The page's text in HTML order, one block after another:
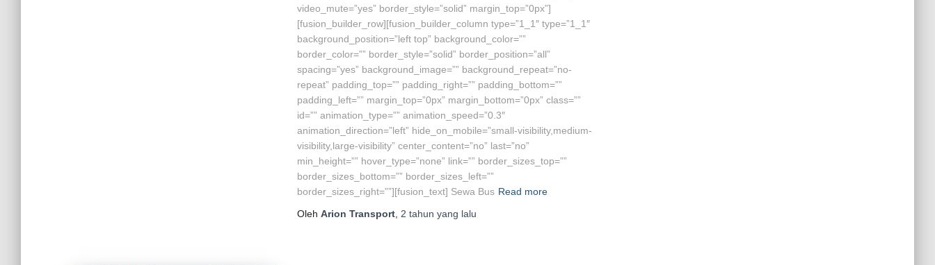
video_mute=”yes” border_style=”solid” margin_top=”0px”]
[fusion_builder_row][fusion_builder_column type=”1_1″ type=”1_1″
background_position=”left top” background_color=””
border_color=”” border_style=”solid” border_position=”all”
spacing=”yes” background_image=”” background_repeat=”no-
repeat” padding_top=”” padding_right=”” padding_bottom=””
padding_left=”” margin_top=”0px” margin_bottom=”0px” class=””
id=”” animation_type=”” animation_speed=”0.3″
animation_direction=”left” hide_on_mobile=”small-visibility,medium-
visibility,large-visibility” center_content=”no” last=”no”
min_height=”” hover_type=”none” link=”” border_sizes_top=””
border_sizes_bottom=”” border_sizes_left=””
border_sizes_right=””][fusion_text] Sewa Bus Read more
Oleh Arion Transport 2 tahun yang lalu